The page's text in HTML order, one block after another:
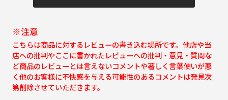
※注意
こちらは商品に対するレビューの書き込む場所です。他店や当
店への批判やここに書かれたレビューへの批判・意見・質問な
ど商品のレビューとは言えないコメントや著しく言葉使いが悪
く他のお客様に不快感を与える可能性のあるコメントは発見次
第削除させていただきます。